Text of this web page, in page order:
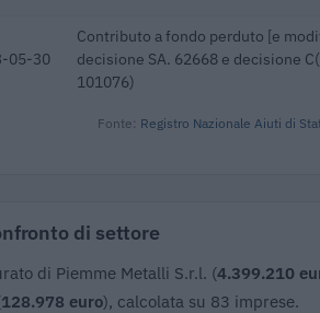
05-30
Contributo a fondo perduto [e
decisione SA. 62668 e decisione
101076)
Fonte: Registro Nazionale Aiuti di
di settore
di Piemme Metalli S.r.l. (4.399.210
128.978 euro), calcolata su 83 imprese.